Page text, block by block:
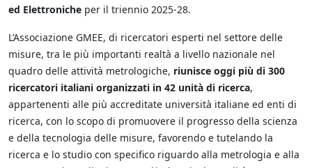
ed Elettroniche per il triennio 2025-28.
L’Associazione GMEE, di ricercatori esperti nel settore delle
misure, tra le più importanti realtà a livello nazionale nel
quadro delle attività metrologiche, riunisce oggi più di 300
ricercatori italiani organizzati in 42 unità di ricerca,
appartenenti alle più accreditate università italiane ed enti di
ricerca, con lo scopo di promuovere il progresso della scienza
e della tecnologia delle misure, favorendo e tutelando la
ricerca e lo studio con specifico riguardo alla metrologia e alla